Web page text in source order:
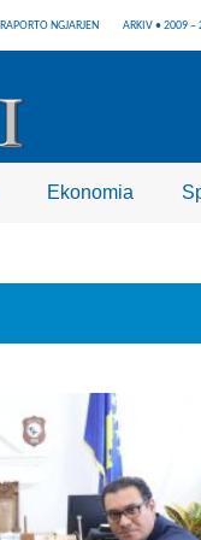
RAPORTO NGJARJEN ARKIV • 2009 –
Ekonomia